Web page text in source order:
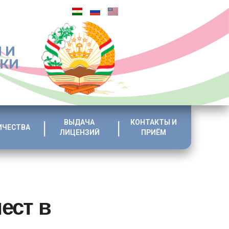
И
ВЫДАЧА
ЛИЦЕНЗИЙ
КОНТАКТЫ И
ПРИЁМ
в